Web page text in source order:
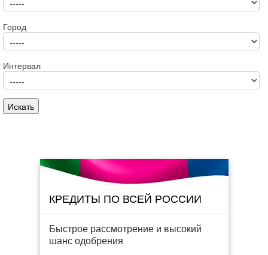
Город
Интервал
КРЕДИТЫ ПО ВСЕЙ РОССИИ
Быстрое рассмотрение и высокий
шанс одобрения